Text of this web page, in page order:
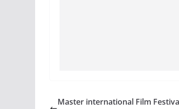
Master international Film